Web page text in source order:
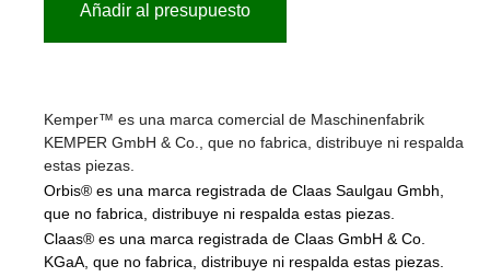
Añadir al presupuesto
Kemper™ es una marca comercial de Maschinenfabrik
KEMPER GmbH & Co., que no fabrica, distribuye ni respalda
estas piezas.
Orbis® es una marca registrada de Claas Saulgau Gmbh,
que no fabrica, distribuye ni respalda estas piezas.
Claas® es una marca registrada de Claas GmbH & Co.
KGaA, que no fabrica, distribuye ni respalda estas piezas.